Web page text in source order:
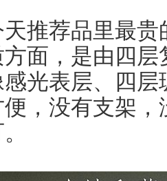
推荐品里最
面，是由四
光表层、四
，没有支架